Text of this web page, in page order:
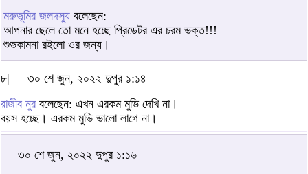
মরুভূমির জলদস্যু বলেছেন:
আপনার ছেলে তো মনে হচ্ছে প্রিডেটর এর চরম ভক্ত!!!
শুভকামনা রইলো ওর জন্য।
৮|
৩০ শে জুন, ২০২২ দুপুর ১:১৪
রাজীব নুর বলেছেন: এখন এরকম মুভি দেখি না।
বয়স হচ্ছে। এরকম মুভি ভালো লাগে না।
৩০ শে জুন, ২০২২ দুপুর ১:১৬